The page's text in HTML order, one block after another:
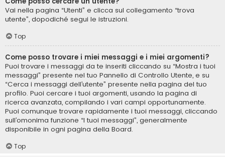
Vai nella pagina “Utenti” e clicca sul collegamento “trova
utente”, dopodiché segui le istruzioni.
Top
Come posso trovare i miei messaggi e i miei argomenti?
Puoi trovare i messaggi da te inseriti cliccando su “Mostra i tuoi
messaggi” presente nel tuo Pannello di Controllo Utente, e su
“Cerca i messaggi dell’utente” presente nella pagina del tuo
profilo. Puoi cercare i tuoi argomenti, usando la pagina di
ricerca avanzata, compilando i vari campi opportunamente.
Puoi comunque trovare rapidamente i tuoi messaggi, cliccando
sull’omonima funzione “I tuoi messaggi”, generalmente
disponibile in ogni pagina della Board.
Top